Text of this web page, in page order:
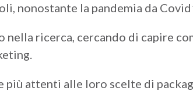
nonostante la pandemia da
ricerca, cercando di capire
attenti alle loro scelte di